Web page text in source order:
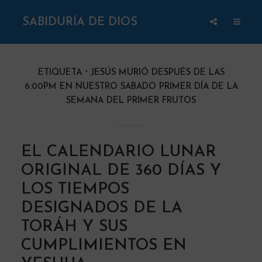
SABIDURÍA DE DIOS
ETIQUETA
JESÚS MURIÓ DESPUÉS DE LAS
6:00PM EN NUESTRO SABADO PRIMER DÍA DE LA
SEMANA DEL PRIMER FRUTOS
EL CALENDARIO LUNAR
ORIGINAL DE 360 DÍAS Y
LOS TIEMPOS
DESIGNADOS DE LA
TORÁH Y SUS
CUMPLIMIENTOS EN